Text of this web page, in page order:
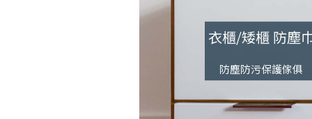
衣櫃/矮櫃 防塵
防塵防污保護傢俱